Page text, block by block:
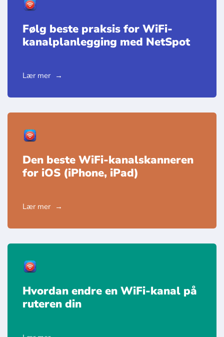
Følg beste praksis for WiFi-
kanalplanlegging med NetSpot
Lær mer
Den beste WiFi-kanalskanneren
for iOS (iPhone, iPad)
Lær mer
Hvordan endre en WiFi-kanal på
ruteren din